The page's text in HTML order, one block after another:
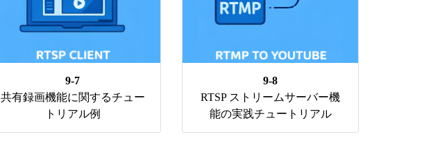
9-7
共有録画機能に関するチュー
トリアル例
9-8
RTSP ストリームサーバー機
能の実践チュートリアル